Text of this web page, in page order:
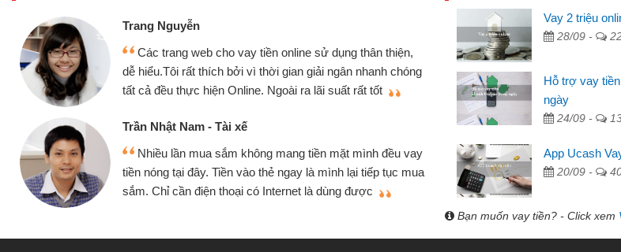
sử dụng thân thiện,
giải ngân nhanh chóng
lãi suất rất tốt
tiền mặt mình đều vay
là mình lại tiếp tục mua
là dùng được
Mình cần tiền gấp nên định cầm cố chiếc xe wave
nhưng thật may đã có gói vay tiền bằng CMND online
không cần gặp mặt nên rất tiện lợi, sẽ giới thiệu cho bạn
bè biết
Tôi kinh doanh buôn bán nhỏ lẻ nhiều lúc cần vốn nhập
hàng, nhờ biết đến website qua bạn bè giới thiệu tôi đã giải
quyết được công việc của mình nhanh chóng
Vay 2 triệu
28/09 -
Hỗ trợ vay
ngày
24/09 -
App Ucash
20/09 -
Bạn muốn vay tiền? - Click xem